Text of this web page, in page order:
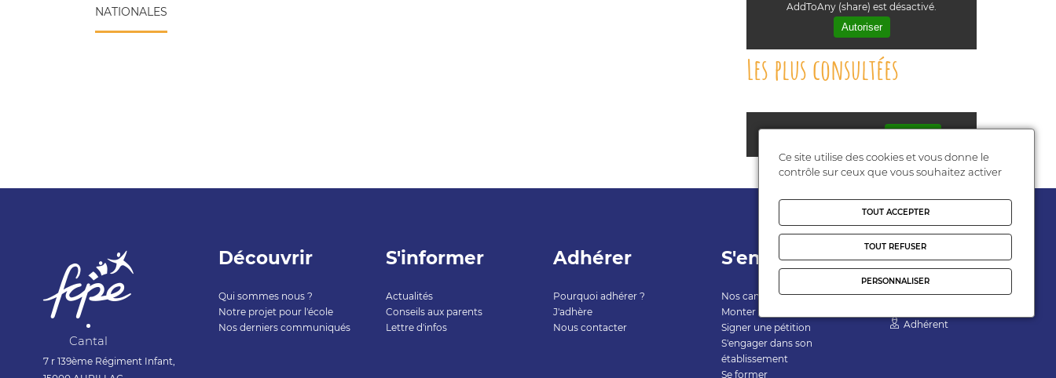
NATIONALES
AddToAny (share) est désactivé.
Autoriser
Les plus consultées
Cantal
7 r 139ème Régiment Infant,
Découvrir
Qui sommes nous ?
Notre projet pour l'école
Nos derniers communiqués
S'informer
Actualités
Conseils aux parents
Lettre d'infos
Adhérer
Pourquoi adhérer ?
J'adhère
Nous contacter
S'engager
Nos campagnes
Monter une campagne
Signer une pétition
S'engager dans son
établissement
Se former
Espace
Personnel
Adhérent
Ce site utilise des cookies et vous donne le
contrôle sur ceux que vous souhaitez activer
TOUT ACCEPTER
TOUT REFUSER
PERSONNALISER